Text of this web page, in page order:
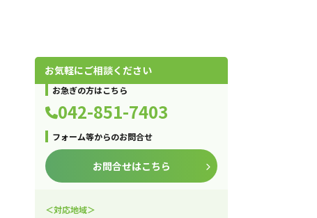
お気軽にご相談ください
お急ぎの方はこちら
042-851-7403
フォーム等からのお問合せ
お問合せはこちら
＜対応地域＞